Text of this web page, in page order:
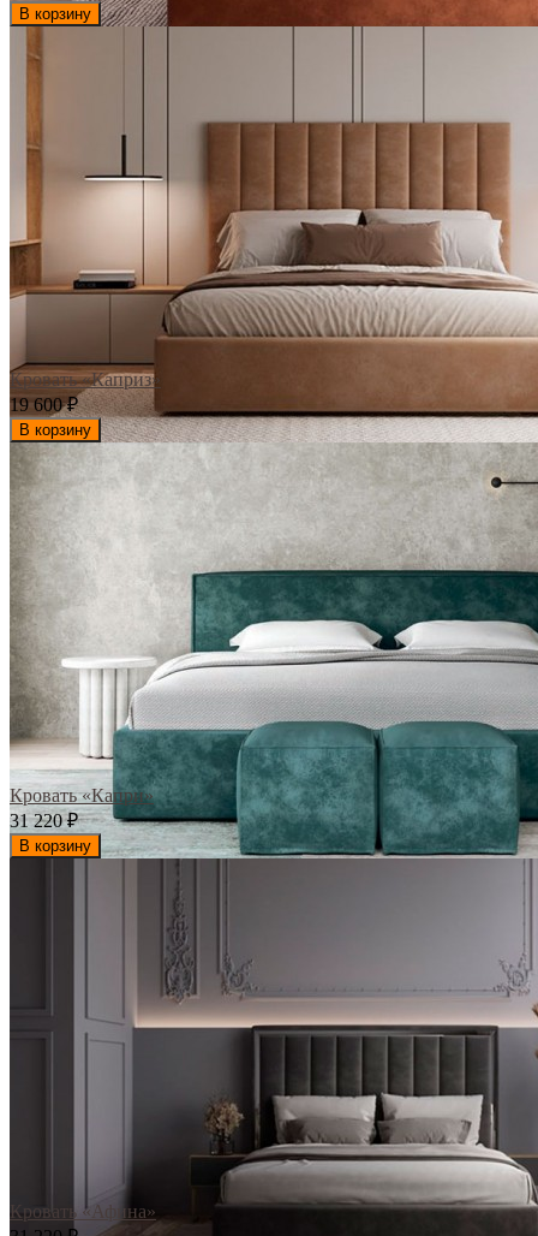
В корзину
Кровать «Каприз»
19 600₽
В корзину
Кровать «Капри»
31 220₽
В корзину
Кровать «Афина»